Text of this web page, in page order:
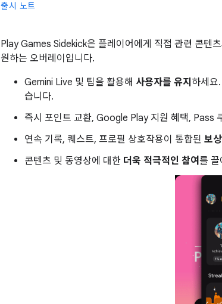
출시 노트
Play Games Sidekick은 플레이어에게 직접 관련 콘텐
원하는 오버레이입니다.
Gemini Live 및 팁을 활용해 사용자를 유지 하세요
습니다.
즉시 포인트 교환, Google Play 지원 혜택, Pass
연속 기록, 퀘스트, 프로필 상호작용이 통합된 보
콘텐츠 및 동영상에 대한 더욱 적극적인 참여 를 끌